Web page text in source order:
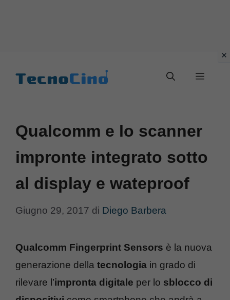
Menu
Qualcomm e lo scanner
impronte integrato sotto
al display e wateproof
Giugno 29, 2017 di Diego Barbera
Qualcomm Fingerprint Sensors è la nuova
generazione della tecnologia in grado di
rilevare l’impronta digitale per lo sblocco di